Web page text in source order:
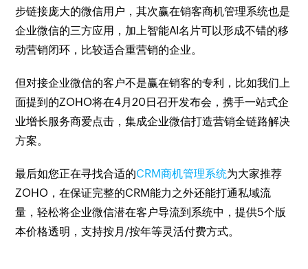
步链接庞大的微信用户，其次赢在销客商机管理系统也是
企业微信的三方应用，加上智能AI名片可以形成不错的移
动营销闭环，比较适合重营销的企业。
但对接企业微信的客户不是赢在销客的专利，比如我们上
面提到的ZOHO将在4月20日召开发布会，携手一站式企
业增长服务商爱点击，集成企业微信打造营销全链路解决
方案。
最后如您正在寻找合适的CRM商机管理系统为大家推荐
ZOHO，在保证完整的CRM能力之外还能打通私域流
量，轻松将企业微信潜在客户导流到系统中，提供5个版
本价格透明，支持按月/按年等灵活付费方式。